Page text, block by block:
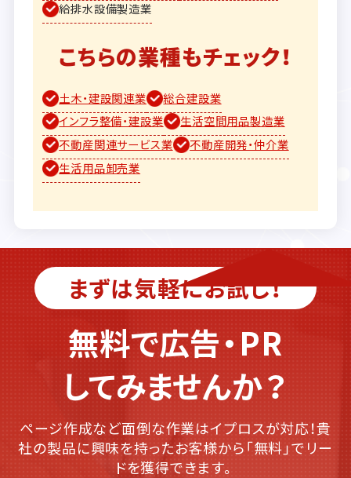
給排水設備製造業
こちらの業種もチェック！
土木・建設関連業
総合建設業
インフラ整備・建設業
生活空間用品製造業
不動産関連サービス業
不動産開発・仲介業
生活用品卸売業
まずは気軽にお試し！
無料で広告・PR
してみませんか？
ページ作成など面倒な作業はイプロスが対応！貴
社の製品に興味を持ったお客様から「無料」でリー
ドを獲得できます。